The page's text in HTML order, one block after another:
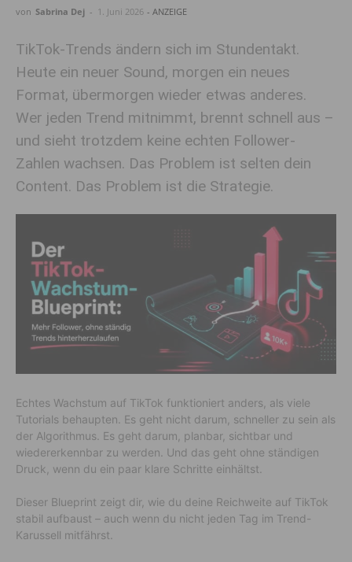
von Sabrina Dej - 1. Juni 2026 - ANZEIGE
TikTok-Trends ändern sich im Stundentakt.
Heute ein neuer Sound, morgen ein neues
Format, übermorgen wieder etwas anderes.
Wer jeden Trend mitnimmt, brennt schnell aus –
und sieht trotzdem keine echten Follower-
Zahlen wachsen. Das Problem ist selten dein
Content. Das Problem ist die Strategie.
Echtes Wachstum auf TikTok funktioniert anders, als viele
Tutorials behaupten. Es geht nicht darum, schneller zu sein als
der Algorithmus. Es geht darum, planbar, sichtbar und
wiedererkennbar zu werden. Und das geht ohne ständigen
Druck, wenn du ein paar klare Schritte einhältst.
Dieser Blueprint zeigt dir, wie du deine Reichweite auf TikTok
stabil aufbaust – auch wenn du nicht jeden Tag im Trend-
Karussell mitfährst.